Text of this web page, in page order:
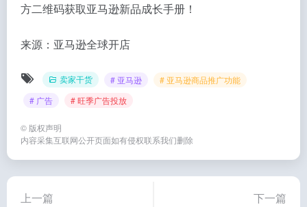
方二维码获取亚马逊新品成长手册！
来源：亚马逊全球开店
卖家干货 # 亚马逊
# 亚马逊商品推广功能
# 广告
# 旺季广告投放
© 版权声明
内容采集互联网公开页面如有侵权联系我们删除
上一篇 下一篇